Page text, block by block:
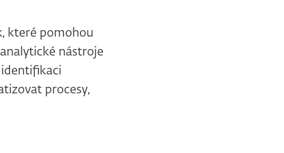
které pomohou
nástroje
procesy,